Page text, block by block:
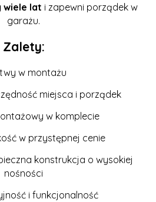
wiele lat i zapewni porządek w
garażu.
Zalety:
w montażu
miejsca i porządek
w komplecie
w przystępnej cenie
konstrukcja o wysokiej
nośności
i funkcjonalność